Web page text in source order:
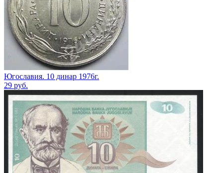
Югославия. 10 динар 1976г.
29 руб.